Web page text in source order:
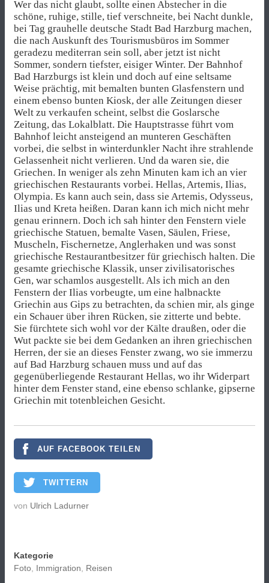
Wer das nicht glaubt, sollte einen Abstecher in die
schöne, ruhige, stille, tief verschneite, bei Nacht dunkle,
bei Tag grauhelle deutsche Stadt Bad Harzburg machen,
die nach Auskunft des Tourismusbüros im Sommer
geradezu mediterran sein soll, aber jetzt ist nicht
Sommer, sondern tiefster, eisiger Winter. Der Bahnhof
Bad Harzburgs ist klein und doch auf eine seltsame
Weise prächtig, mit bemalten bunten Glasfenstern und
einem ebenso bunten Kiosk, der alle Zeitungen dieser
Welt zu verkaufen scheint, selbst die Goslarsche
Zeitung, das Lokalblatt. Die Hauptstrasse führt vom
Bahnhof leicht ansteigend an munteren Geschäften
vorbei, die selbst in winterdunkler Nacht ihre strahlende
Gelassenheit nicht verlieren. Und da waren sie, die
Griechen. In weniger als zehn Minuten kam ich an vier
griechischen Restaurants vorbei. Hellas, Artemis, Ilias,
Olympia. ­Es kann auch sein, dass sie Artemis, Odysseus,
Ilias und Kreta heißen. Daran kann ich mich nicht mehr
genau erinnern. Doch ich sah hinter den Fenstern viele
griechische Statuen, bemalte Vasen, Säulen, Friese,
Muscheln, Fischernetze, Anglerhaken und was sonst
griechische Restaurantbesitzer für griechisch halten. Die
gesamte griechische Klassik, unser zivilisatorisches
Gen, war schamlos ausgestellt. Als ich mich an den
Fenstern der Ilias vorbeugte, um eine halbnackte
Griechin aus Gips zu betrachten, da schien mir, als ginge
ein Schauer über ihren Rücken, sie zitterte und bebte.
Sie fürchtete sich wohl vor der Kälte draußen, oder die
Wut packte sie bei dem Gedanken an ihren griechischen
Herren, der sie an dieses Fenster zwang, wo sie immerzu
auf Bad Harzburg schauen muss und auf das
gegenüberliegende Restaurant Hellas, wo ihr Widerpart
hinter dem Fenster stand, eine ebenso schlanke, gipserne
Griechin mit totenbleichen Gesicht.
AUF FACEBOOK TEILEN
TWITTERN
von Ulrich Ladurner
Kategorie
Foto Immigration Reisen